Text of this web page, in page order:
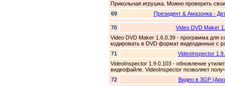
Прикольная игрушка. Можно проверить
69
Президент & Амазонка -
70
Video DVD Maker
Video DVD Maker 1.6.0.39 - программа для
кодировать в DVD формат видеоданные с
71
VideoInspector
VideoInspector 1.9.0.103 - обновление
видеофайле. VideoInspector позволяет
72
Видео в 3GP